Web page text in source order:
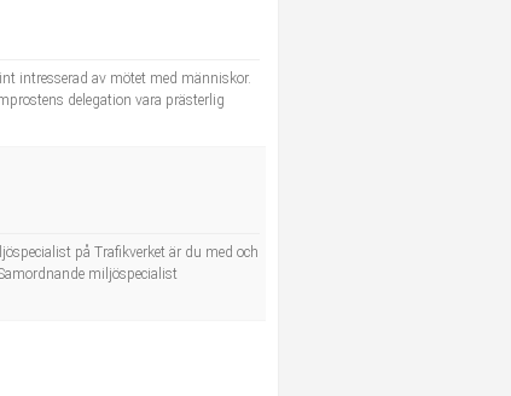
intresserad av mötet med människor.
delegation vara prästerlig
på Trafikverket är du med och
miljöspecialist